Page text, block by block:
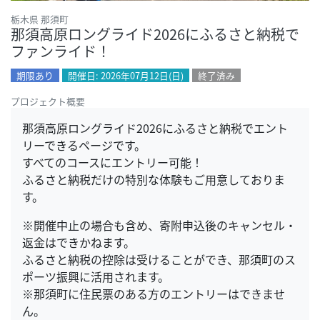
栃木県 那須町
那須高原ロングライド2026にふるさと納税で
ファンライド！
期限あり 開催日: 2026年07月12日(日)
終了済み
プロジェクト概要
那須高原ロングライド2026にふるさと納税でエント
リーできるページです。
すべてのコースにエントリー可能！
ふるさと納税だけの特別な体験もご用意しておりま
す。
※開催中止の場合も含め、寄附申込後のキャンセル・
返金はできかねます。
ふるさと納税の控除は受けることができ、那須町のス
ポーツ振興に活用されます。
※那須町に住民票のある方のエントリーはできませ
ん。